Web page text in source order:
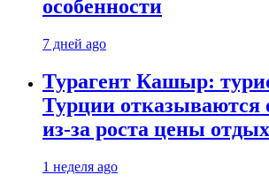
особенности
7 дней ago
Турагент Кашыр:
Турции отказываются
из-за роста цены
1 неделя ago